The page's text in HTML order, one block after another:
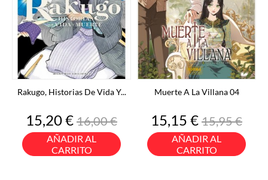
Rakugo, Historias De Vida Y...
Precio
15,20 €Precio
base
16,00 €
AÑADIR AL
CARRITO
Muerte A La Villana 04
Precio
15,15 €Precio
base
15,95 €
AÑADIR AL
CARRITO